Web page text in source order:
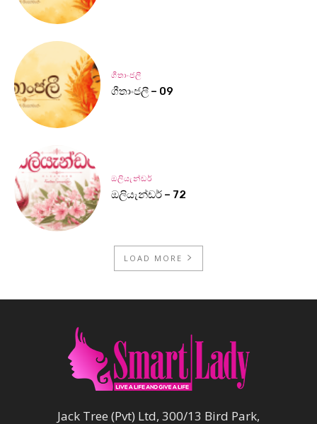
ගීතාංජලී
ගීතාංජලී – 09
ඔලියැන්ඩර්
ඔලියැන්ඩර් – 72
LOAD MORE
Jack Tree (Pvt) Ltd, 300/13 Bird Park,